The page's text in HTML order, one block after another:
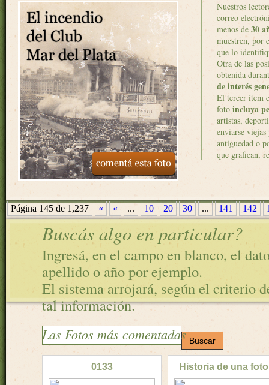
Nuestros
correo
menos de 30
muestren, por
que lo
Otra de las
obtenida
de interés
El tercer ítem
foto incluya
artistas,
enviarse viejas
antiguedad o
que grafican,
Página 145 de 1,237 « « ... 10 20 30 ... 141 142
Buscás algo en particular?
Ingresá, en el campo en blanco, el
apellido o año por ejemplo.
El sistema arrojará, según el criterio
tal información.
Las Fotos más comentadas
0133 Historia de una foto